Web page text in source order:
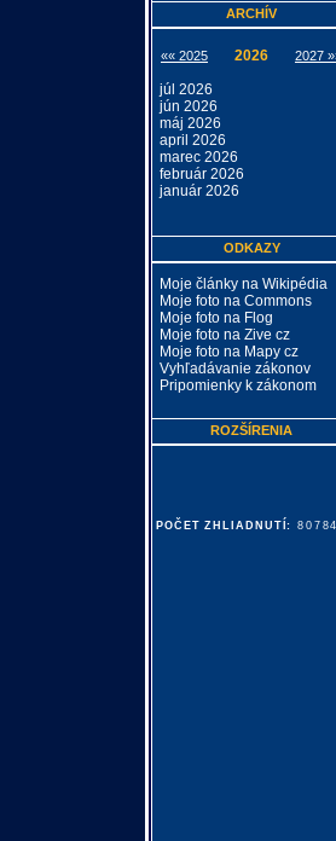
ARCHÍV
«« 2025 2026 2027
júl 2026
jún 2026
máj 2026
april 2026
marec 2026
február 2026
január 2026
ODKAZY
Moje články na Wikipédia
Moje foto na Commons
Moje foto na Flog
Moje foto na Zive cz
Moje foto na Mapy cz
Vyhľadávanie zákonov
Pripomienky k zákonom
ROZŠÍRENIA
POČET ZHLIADNUTÍ: